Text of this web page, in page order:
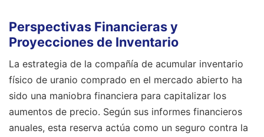
Perspectivas Financieras y
Proyecciones de Inventario
La estrategia de la compañía de acumular inventario
físico de uranio comprado en el mercado abierto ha
sido una maniobra financiera para capitalizar los
aumentos de precio. Según sus informes financieros
anuales, esta reserva actúa como un seguro contra la